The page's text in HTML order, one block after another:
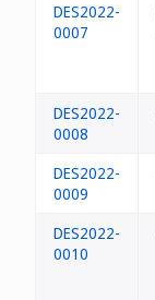
DES2022-
0007
DES2022-
0008
DES2022-
0009
DES2022-
0010